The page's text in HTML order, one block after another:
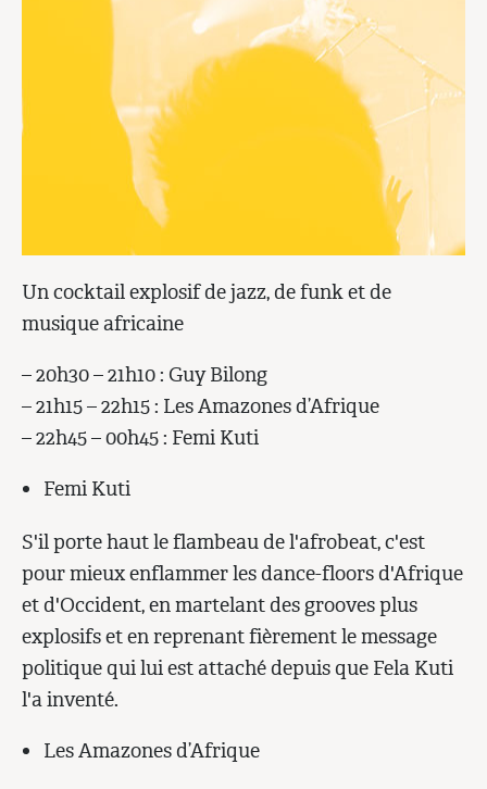
Un cocktail explosif de jazz, de funk et de
musique africaine
– 20h30 – 21h10 : Guy Bilong
– 21h15 – 22h15 : Les Amazones d’Afrique
– 22h45 – 00h45 : Femi Kuti
Femi Kuti
S'il porte haut le flambeau de l'afrobeat, c'est
pour mieux enflammer les dance-floors d'Afrique
et d'Occident, en martelant des grooves plus
explosifs et en reprenant fièrement le message
politique qui lui est attaché depuis que Fela Kuti
l'a inventé.
Les Amazones d’Afrique